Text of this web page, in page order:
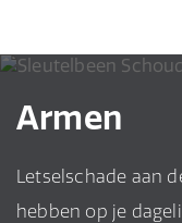
Armen
Letselschade aan
hebben op je